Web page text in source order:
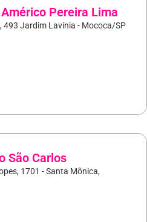
Pereira Lima
493 Jardim Lavínia - Mococa/SP
São Carlos
1701 - Santa Mônica,